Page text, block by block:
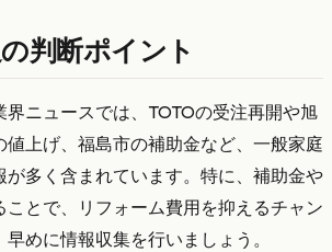
判断ポイント
ニュースでは、TOTOの受注再開や旭
値上げ、福島市の補助金など、一般家庭
が多く含まれています。特に、補助金や
ことで、リフォーム費用を抑えるチャン
めに情報収集を行いましょう。